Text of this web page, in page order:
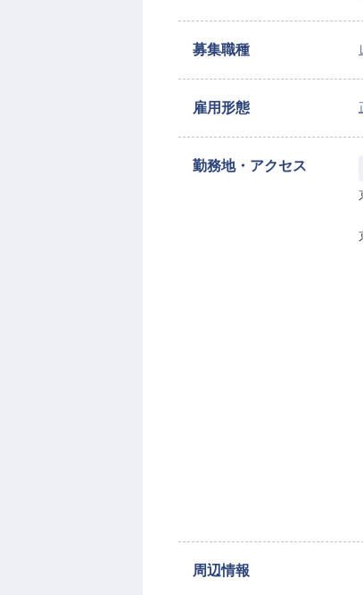
募集職種
雇用形態
勤務地・アクセス
周辺情報